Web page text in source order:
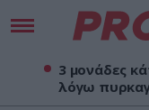
3 μονάδες
λόγω